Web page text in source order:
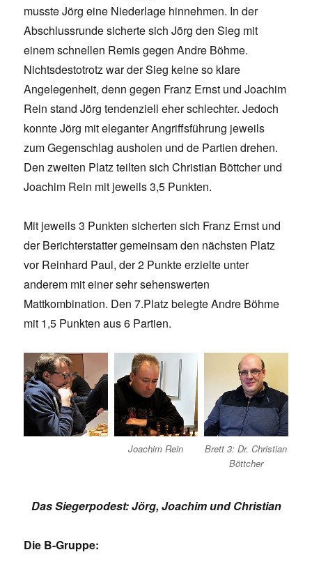
musste Jörg eine Niederlage hinnehmen. In der
Abschlussrunde sicherte sich Jörg den Sieg mit
einem schnellen Remis gegen Andre Böhme.
Nichtsdestotrotz war der Sieg keine so klare
Angelegenheit, denn gegen Franz Ernst und Joachim
Rein stand Jörg tendenziell eher schlechter. Jedoch
konnte Jörg mit eleganter Angriffsführung jeweils
zum Gegenschlag ausholen und de Partien drehen.
Den zweiten Platz teilten sich Christian Böttcher und
Joachim Rein mit jeweils 3,5 Punkten.
Mit jeweils 3 Punkten sicherten sich Franz Ernst und
der Berichterstatter gemeinsam den nächsten Platz
vor Reinhard Paul, der 2 Punkte erzielte unter
anderem mit einer sehr sehenswerten
Mattkombination. Den 7.Platz belegte Andre Böhme
mit 1,5 Punkten aus 6 Partien.
Joachim Rein
Brett 3: Dr. Christian
Böttcher
Das Siegerpodest: Jörg, Joachim und Christian
Die B-Gruppe: